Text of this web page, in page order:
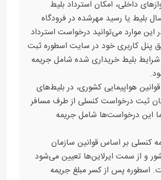
داخلی، امکان استرداد بلیط
بلیط یا رسید مهرشده در فرودگاه
این موارد می‌توانید درخواست استرداد
پنل کاربری خود در سایت اسطوره ثبت
شرایط بلیط خریداری شده شامل جریمه
هواپیمایی کشوری، در بلیط‌های
ثبت درخواست کنسلی از طرف مسافر
این درخواست‌ها شامل جریمه
کنسلی بر اساس قوانین سازمان
و از سمت ایرلاین‌ها تعیین می‌شود
اسطوره پس از کسر مبلغ جریمه